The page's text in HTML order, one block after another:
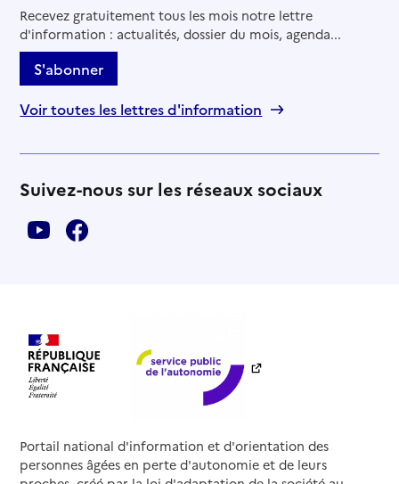
Recevez gratuitement tous les mois notre lettre
d'information : actualités, dossier du mois, agenda...
S'abonner
Voir toutes les lettres d'information
Suivez-nous sur les réseaux sociaux
Portail national d'information et d'orientation des
personnes âgées en perte d'autonomie et de leurs